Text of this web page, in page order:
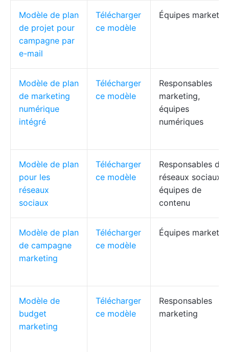
Modèle de plan
de projet pour
campagne par
e-mail
Télécharger
ce modèle
Équipes
Modèle de plan
de marketing
numérique
intégré
Télécharger
ce modèle
Responsables
marketing,
équipes
numériques
Modèle de plan
pour les
réseaux
sociaux
Télécharger
ce modèle
Responsables des
réseaux sociaux,
équipes de
contenu
Modèle de plan
de campagne
marketing
Télécharger
ce modèle
Équipes
Modèle de
budget
marketing
Télécharger
ce modèle
Responsables
marketing